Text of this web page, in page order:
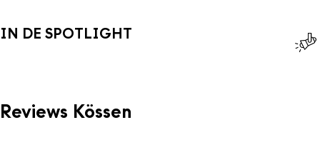
IN DE SPOTLIGHT
Reviews Kössen